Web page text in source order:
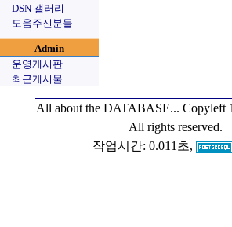
DSN 갤러리
도움주신분들
Admin
운영게시판
최근게시물
All about the DATABASE... Copyleft
All rights reserved.
작업시간: 0.011초,